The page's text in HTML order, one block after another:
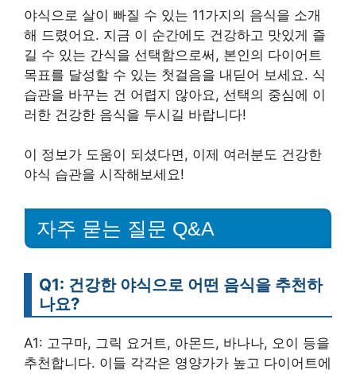
야식으로 살이 빠질 수 있는 11가지의 음식을 소개
해 드렸어요. 지금 이 순간에도 건강하고 맛있게 즐
길 수 있는 간식을 선택함으로써, 본인의 다이어트
목표를 달성할 수 있는 첫걸음을 내딛어 보세요. 식
습관을 바꾸는 건 어렵지 않아요, 선택의 중심에 이
러한 건강한 음식을 두시길 바랍니다!
이 정보가 도움이 되셨다면, 이제 여러분도 건강한
야식 습관을 시작해보세요!
자주 묻는 질문 Q&A
Q1: 건강한 야식으로 어떤 음식을 추천하
나요?
A1: 고구마, 그릭 요거트, 아몬드, 바나나, 오이 등을
추천합니다. 이들 각각은 영양가가 높고 다이어트에